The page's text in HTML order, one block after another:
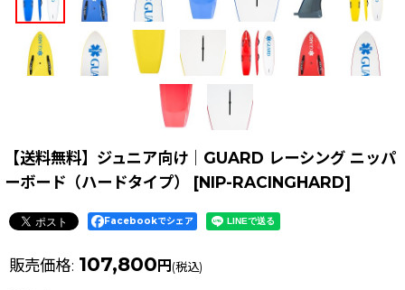
【送料無料】ジュニア向け｜GUARD レーシング ニッパ
ーボード（ハードタイプ）
[NIP-RACINGHARD]
Facebookでシェア
販売価格: 107,800 円 (税込)